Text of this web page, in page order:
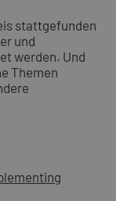
stattgefunden
und
werden. Und
Themen